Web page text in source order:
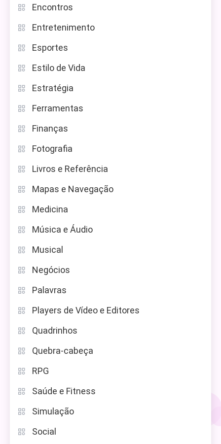
Encontros
Entretenimento
Esportes
Estilo de Vida
Estratégia
Ferramentas
Finanças
Fotografia
Livros e Referência
Mapas e Navegação
Medicina
Música e Áudio
Musical
Negócios
Palavras
Players de Vídeo e Editores
Quadrinhos
Quebra-cabeça
RPG
Saúde e Fitness
Simulação
Social